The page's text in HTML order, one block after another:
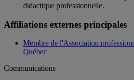
didactique professionnelle.
Affiliations externes principales
Membre de l'Association
Québec
Communications